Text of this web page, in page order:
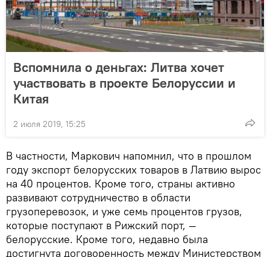
Вспомнила о деньгах: Литва хочет
участвовать в проекте Белоруссии и
Китая
2 июля 2019, 15:25
В частности, Маркович напомнил, что в прошлом
году экспорт белорусских товаров в Латвию вырос
на 40 процентов. Кроме того, страны активно
развивают сотрудничество в области
грузоперевозок, и уже семь процентов грузов,
которые поступают в Рижский порт, —
белорусские. Кроме того, недавно была
достигнута договоренность между Министерством